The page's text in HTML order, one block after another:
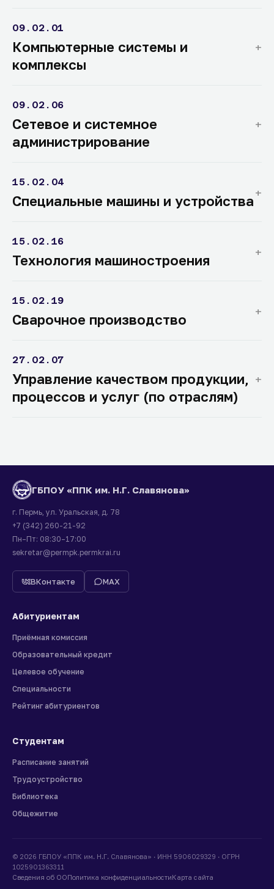
09.02.01
Компьютерные системы и
комплексы
09.02.06
Сетевое и системное
администрирование
15.02.04
Специальные машины и устройства
15.02.16
Технология машиностроения
15.02.19
Сварочное производство
27.02.07
Управление качеством продукции,
процессов и услуг (по отраслям)
ГБПОУ «ППК им. Н.Г. Славянова»
г. Пермь, ул. Уральская, д. 78
+7 (342) 260-21-92
Пн–Пт: 08:30–17:00
sekretar@permpk.permkrai.ru
ВКонтакте MAX
Абитуриентам
Приёмная комиссия
Образовательный кредит
Целевое обучение
Специальности
Рейтинг абитуриентов
Студентам
Расписание занятий
Трудоустройство
Библиотека
Общежитие
© 2026 ГБПОУ «ППК им. Н.Г. Славянова» · ИНН 5906029329 · ОГРН
1025901363311
Сведения об ООПолитика конфиденциальностиКарта сайта